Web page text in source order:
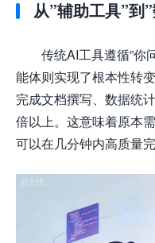
从”辅助工具”到
传统AI工具遵循”你
能体则实现了根本性转
完成文档撰写、数据统
倍以上。这意味着原本
可以在几分钟内高质量完